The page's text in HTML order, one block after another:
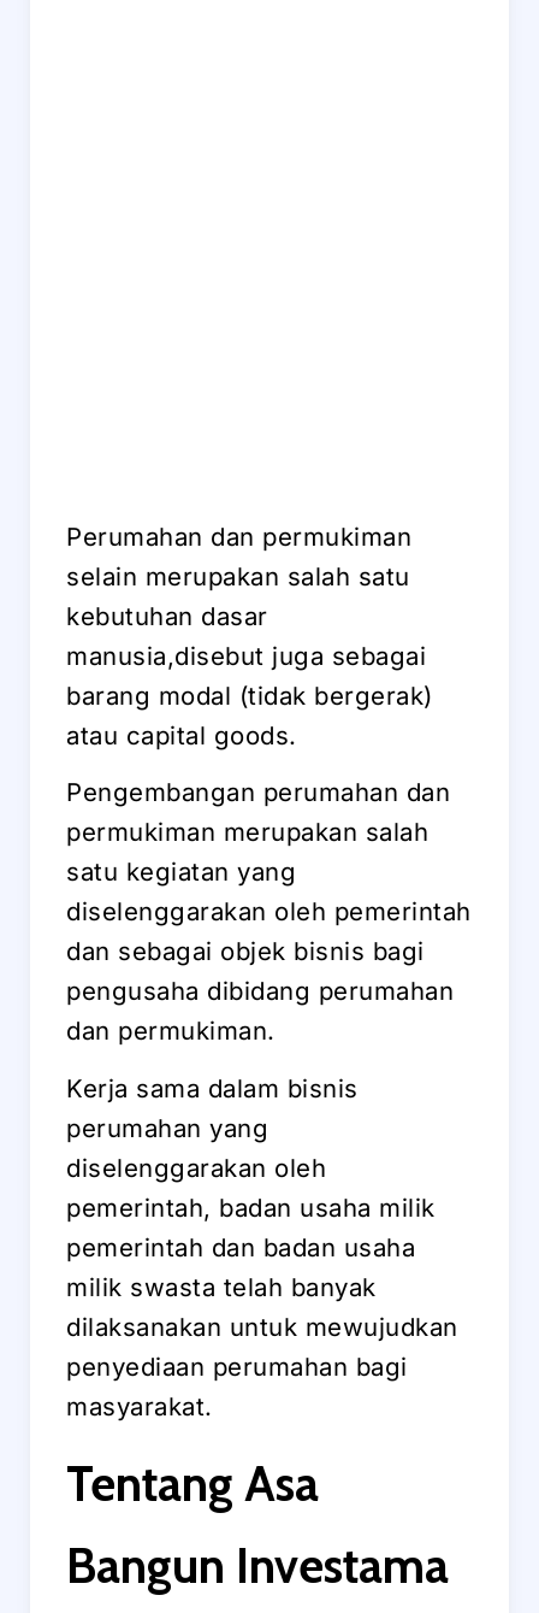
Perumahan dan permukiman
selain merupakan salah satu
kebutuhan dasar
manusia,disebut juga sebagai
barang modal (tidak bergerak)
atau capital goods.
Pengembangan perumahan dan
permukiman merupakan salah
satu kegiatan yang
diselenggarakan oleh pemerintah
dan sebagai objek bisnis bagi
pengusaha dibidang perumahan
dan permukiman.
Kerja sama dalam bisnis
perumahan yang
diselenggarakan oleh
pemerintah, badan usaha milik
pemerintah dan badan usaha
milik swasta telah banyak
dilaksanakan untuk mewujudkan
penyediaan perumahan bagi
masyarakat.
Tentang Asa
Bangun Investama